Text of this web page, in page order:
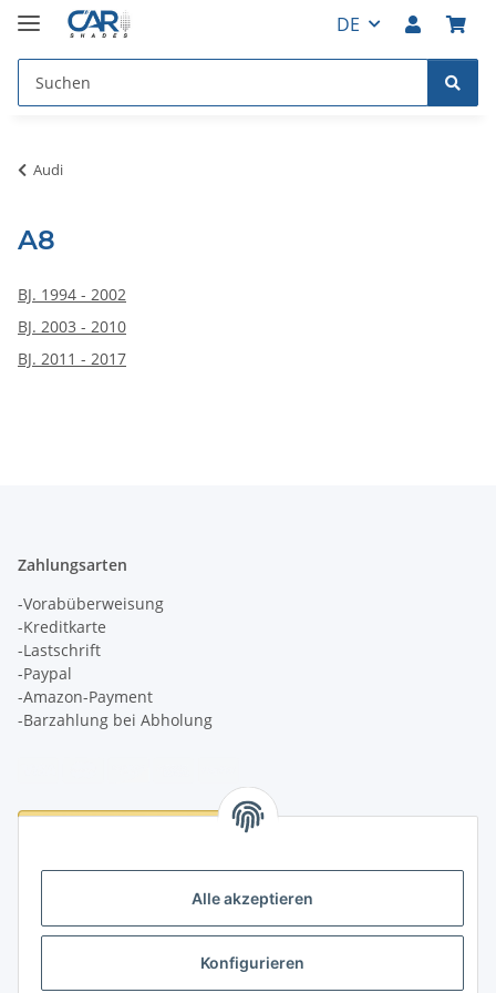
Alle akzeptieren
Konfigurieren
DE
Audi
A8
BJ. 1994 - 2002
BJ. 2003 - 2010
BJ. 2011 - 2017
Zahlungsarten
-Vorabüberweisung
-Kreditkarte
-Lastschrift
-Paypal
-Amazon-Payment
-Barzahlung bei Abholung
Logistikpartner